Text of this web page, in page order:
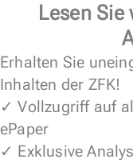
Lesen Sie
Erhalten Sie
Inhalten der ZFK!
✓ Vollzugriff auf
ePaper
✓ Exklusive